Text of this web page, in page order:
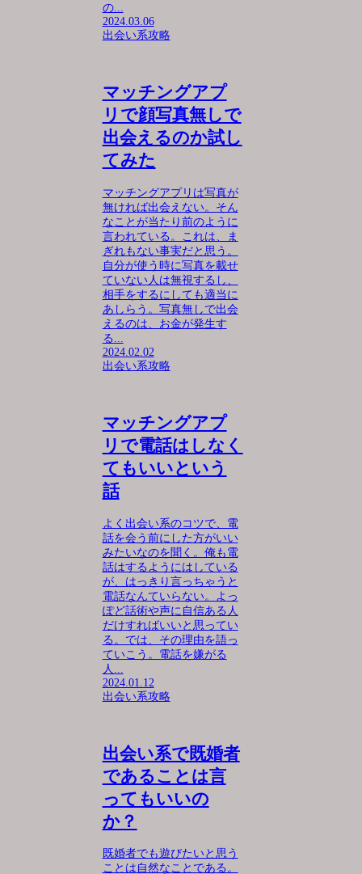
の...
2024.03.06
出会い系攻略
マッチングアプ
リで顔写真無しで
出会えるのか試し
てみた
マッチングアプリは写真が
無ければ出会えない。そん
なことが当たり前のように
言われている。これは、ま
ぎれもない事実だと思う。
自分が使う時に写真を載せ
ていない人は無視するし、
相手をするにしても適当に
あしらう。写真無しで出会
えるのは、お金が発生す
る...
2024.02.02
出会い系攻略
マッチングアプ
リで電話はしなく
てもいいという
話
よく出会い系のコツで、電
話を会う前にした方がいい
みたいなのを聞く。俺も電
話はするようにはしている
が、はっきり言っちゃうと
電話なんていらない。よっ
ぽど話術や声に自信ある人
だけすればいいと思ってい
る。では、その理由を語っ
ていこう。電話を嫌がる
人...
2024.01.12
出会い系攻略
出会い系で既婚者
であることは言
ってもいいの
か？
既婚者でも遊びたいと思う
ことは自然なことである。